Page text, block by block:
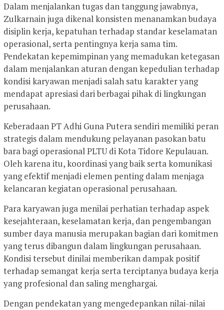
Dalam menjalankan tugas dan tanggung jawabnya,
Zulkarnain juga dikenal konsisten menanamkan budaya
disiplin kerja, kepatuhan terhadap standar keselamatan
operasional, serta pentingnya kerja sama tim.
Pendekatan kepemimpinan yang memadukan ketegasan
dalam menjalankan aturan dengan kepedulian terhadap
kondisi karyawan menjadi salah satu karakter yang
mendapat apresiasi dari berbagai pihak di lingkungan
perusahaan.
Keberadaan PT Adhi Guna Putera sendiri memiliki peran
strategis dalam mendukung pelayanan pasokan batu
bara bagi operasional PLTU di Kota Tidore Kepulauan.
Oleh karena itu, koordinasi yang baik serta komunikasi
yang efektif menjadi elemen penting dalam menjaga
kelancaran kegiatan operasional perusahaan.
Para karyawan juga menilai perhatian terhadap aspek
kesejahteraan, keselamatan kerja, dan pengembangan
sumber daya manusia merupakan bagian dari komitmen
yang terus dibangun dalam lingkungan perusahaan.
Kondisi tersebut dinilai memberikan dampak positif
terhadap semangat kerja serta terciptanya budaya kerja
yang profesional dan saling menghargai.
Dengan pendekatan yang mengedepankan nilai-nilai